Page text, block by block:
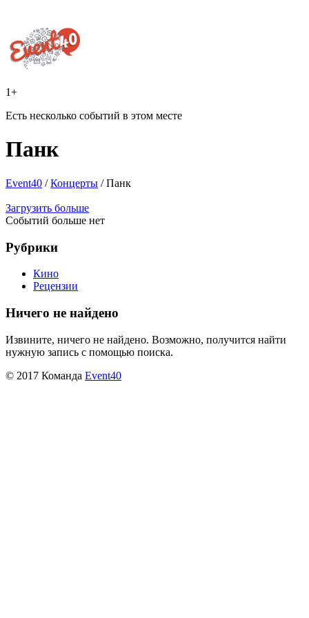
1+
Есть несколько событий в этом месте
Панк
Event40 / Концерты / Панк
Загрузить больше
Событий больше нет
Рубрики
Кино
Рецензии
Ничего не найдено
Извините, ничего не найдено. Возможно, получится найти
нужную запись с помощью поиска.
© 2017 Команда Event40